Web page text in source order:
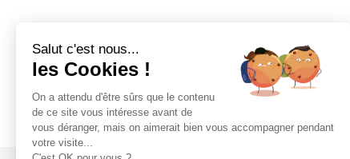
Salut c'est nous...
les Cookies !
On a attendu d'être sûrs que le contenu
de ce site vous intéresse avant de
vous déranger, mais on aimerait bien vous accompagner pendant
votre visite...